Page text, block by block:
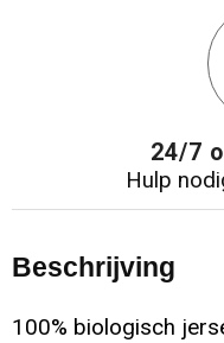
24/7
Hulp
Beschrijving
100% biologisch